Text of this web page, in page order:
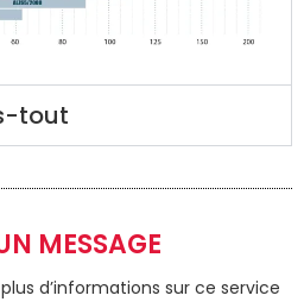
tout
MESSAGE
d’informations sur ce service